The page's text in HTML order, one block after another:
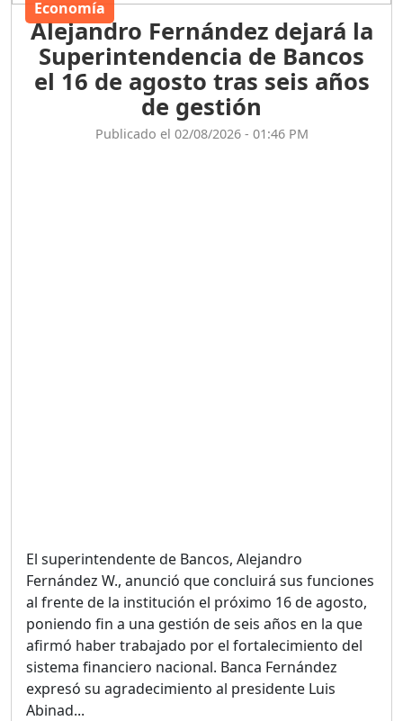
Economía
Alejandro Fernández dejará la
Superintendencia de Bancos
el 16 de agosto tras seis años
de gestión
Publicado el 02/08/2026 - 01:46 PM
El superintendente de Bancos, Alejandro
Fernández W., anunció que concluirá sus funciones
al frente de la institución el próximo 16 de agosto,
poniendo fin a una gestión de seis años en la que
afirmó haber trabajado por el fortalecimiento del
sistema financiero nacional. Banca Fernández
expresó su agradecimiento al presidente Luis
Abinad...